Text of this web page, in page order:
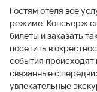
Гостям отеля все
режиме. Консьерж
билеты и заказать
посетить в
события происходят
связанные с
увлекательные